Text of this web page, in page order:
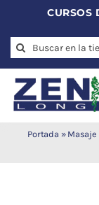
content
Search
for:
Portada » Masaje